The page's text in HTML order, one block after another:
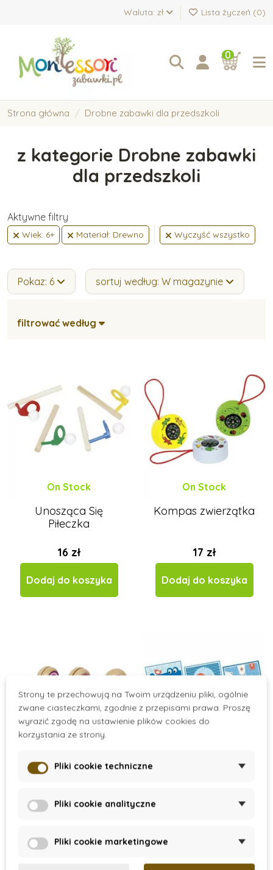
Waluta: zł Lista życzeń (0)
0
Strona główna Drobne zabawki dla przedszkoli
z kategorie Drobne zabawki
dla przedszkoli
Aktywne filtry
Wiek: 6+ Materiał: Drewno Wyczyść wszystko
Pokaz: 6 sortuj według: W magazynie
filtrować według
On Stock
Unosząca Się
Piłeczka
16 zł
Dodaj do koszyka
On Stock
Kompas zwierzątka
17 zł
Dodaj do koszyka
On Stock
pierścienie
Strony te przechowują na Twoim urządzeniu pliki, ogólnie
zwane ciasteczkami, zgodnie z przepisami prawa. Proszę
wyrazić zgodę na ustawienie plików cookies do
korzystania ze strony.
Pliki cookie techniczne
Pliki cookie analityczne
Pliki cookie marketingowe